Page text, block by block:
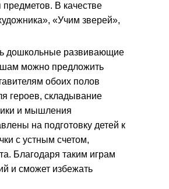
В качестве
«Учим зверей»,
дошкольные развивающие
можно предложить
обоих полов
героев, складывание
и мышления
на подготовку детей к
с устным счетом,
Благодаря таким играм
и сможет избежать